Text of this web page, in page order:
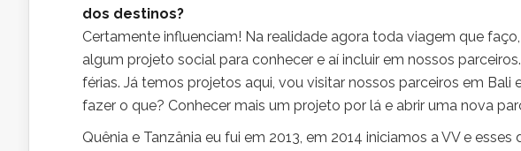
dos destinos?
Certamente influenciam! Na realidade agora toda viagem que
algum projeto social para conhecer e aí incluir em nossos
férias. Já temos projetos aqui, vou visitar nossos parceiros em
fazer o que? Conhecer mais um projeto por lá e abrir uma nova
Quênia e Tanzânia eu fui em 2013, em 2014 iniciamos a VV e